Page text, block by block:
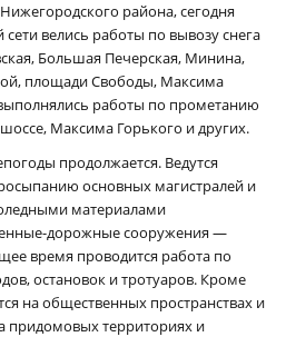
района, сегодня
велись работы по вывозу снега
Большая Печерская, Минина,
площади Свободы, Максима
работы по прометанию
Максима Горького и других.
продолжается. Ведутся
основных магистралей и
материалами
дорожные сооружения —
время проводится работа по
остановок и тротуаров. Кроме
на общественных пространствах и
придомовых территориях и